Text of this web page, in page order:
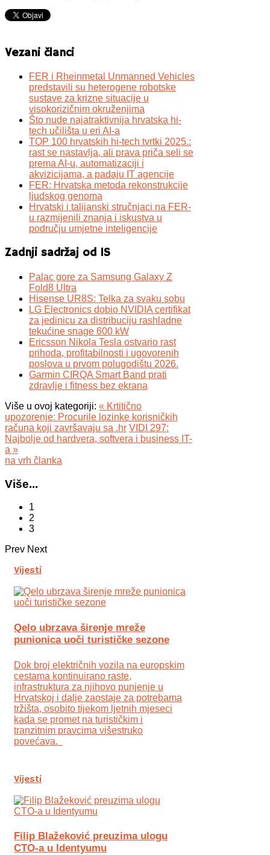
Vezani članci
FER i Rheinmetal Unmanned Vehicles
predstavili su heterogene robotske
sustave za krizne situacije u
visokorizičnim okruženjima
Što nude najatraktivnija hrvatska hi-
tech učilišta u eri AI-a
TOP 100 hrvatskih hi-tech tvrtki 2025.:
rast se nastavlja, ali prava priča seli se
prema AI-u, automatizaciji i
akvizicijama, a padaju IT agencije
FER: Hrvatska metoda rekonstrukcije
ljudskog genoma
Hrvatski i talijanski stručnjaci na FER-
u razmijenili znanja i iskustva u
području umjetne inteligencije
Zadnji sadržaj od IS
Palac gore za Samsung Galaxy Z
Fold8 Ultra
Hisense UR8S: Telka za svaku sobu
LG Electronics dobio NVIDIA certifikat
za jedinicu za distribuciju rashladne
tekućine snage 600 kW
Ericsson Nikola Tesla ostvario rast
prihoda, profitabilnosti i ugovorenih
poslova u prvom polugodištu 2026.
Garmin CIRQA Smart Band prati
zdravlje i fitness bez ekrana
Više u ovoj kategoriji: « Krtitično
upozorenje: Procurile lozinke korisničkih
računa koji završavaju sa .hr VIDI 297:
Najbolje od hardvera, softvera i business IT-
a »
na vrh članka
Više...
1
2
3
Prev Next
Vijesti
Qelo ubrzava širenje mreže
punionica uoči turističke sezone
Dok broj električnih vozila na europskim
cestama kontinuirano raste,
infrastruktura za njihovo punjenje u
Hrvatskoj i dalje zaostaje za potrebama
tržišta, osobito tijekom ljetnih mjeseci
kada se promet na turističkim i
tranzitnim pravcima višestruko
povećava.
Vijesti
Filip Blažeković preuzima ulogu
CTO-a u Identyumu